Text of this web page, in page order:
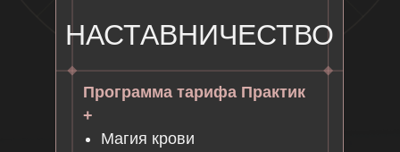
НАСТАВНИЧЕСТВО
Программа тарифа Практик
+
Магия крови